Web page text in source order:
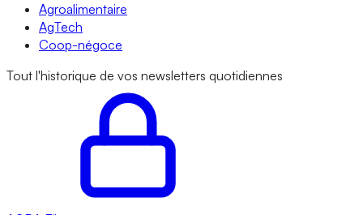
Agroalimentaire
AgTech
Coop-négoce
Tout l'historique de vos newsletters quotidiennes